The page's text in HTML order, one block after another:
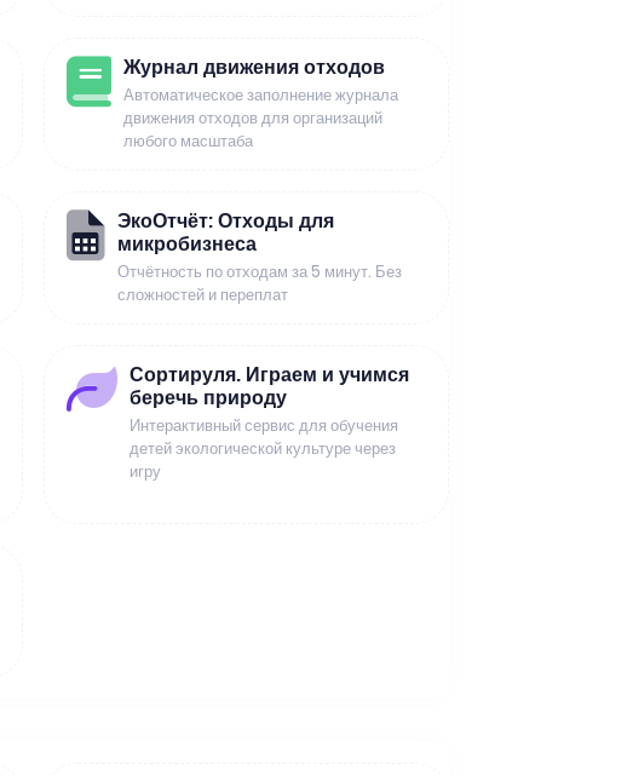
Журнал движения отходов
Автоматическое заполнение журнала
движения отходов для организаций
любого масштаба
ЭкоОтчёт: Отходы для
микробизнеса
Отчётность по отходам за 5 минут. Без
сложностей и переплат
Сортируля. Играем и учимся
беречь природу
Интерактивный сервис для обучения
детей экологической культуре через
игру